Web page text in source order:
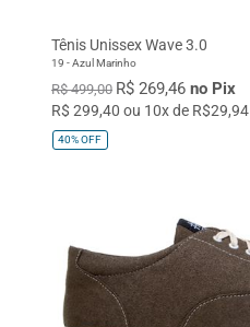
Tênis Unissex Wave 3.0
19 - Azul Marinho
R$ 499,00 R$ 269,46 no Pix
R$ 299,40 ou 10x de R$29,94
40%OFF